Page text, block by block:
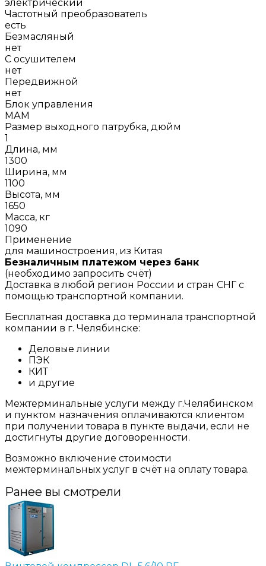
электрический
Частотный преобразователь
есть
Безмасляный
нет
С осушителем
нет
Передвижной
нет
Блок управления
МАМ
Размер выходного патрубка, дюйм
1
Длина, мм
1300
Ширина, мм
1100
Высота, мм
1650
Масса, кг
1090
Применение
для машиностроения, из Китая
Безналичным платежом через банк
(необходимо запросить счёт)
Доставка в любой регион России и стран СНГ с
помощью транспортной компании.
Бесплатная доставка до терминала транспортной
компании в г. Челябинске:
Деловые линии
ПЭК
КИТ
и другие
Межтерминальные услуги между г.Челябинском
и пунктом назначения оплачиваются клиентом
при получении товара в пункте выдачи, если не
достигнуты другие договоренности.
Возможно включение стоимости
межтерминальных услуг в счёт на оплату товара.
Ранее вы смотрели